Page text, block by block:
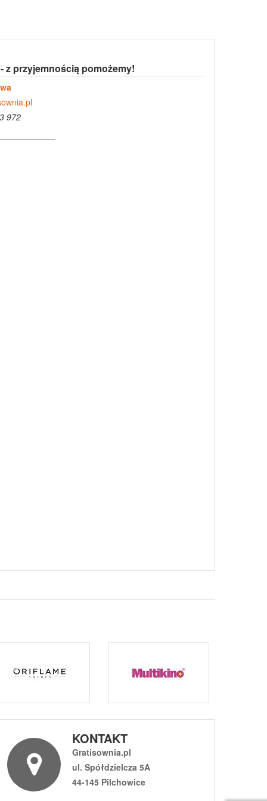
z przyjemnością pomożemy!
972
KONTAKT
Gratisownia.pl
ul. Spółdzielcza 5A
44-145 Pilchowice